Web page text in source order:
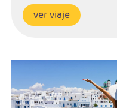
ver viaje
Ruta: 2 noches
Régimen: A elección del
Hoteles: Elegir entre 3* , 4*